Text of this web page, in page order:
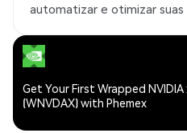
automatizar e otimizar
Get Your First Wrapped
(WNVDAX) with Phemex